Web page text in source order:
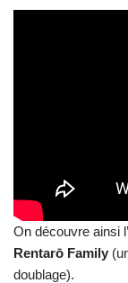
On découvre ainsi
Rentarō Family
doublage).